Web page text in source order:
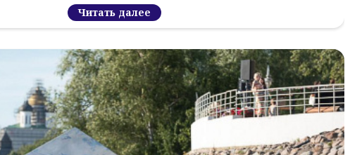
Читать далее